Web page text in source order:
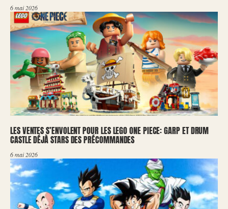
6 mai 2026
LES VENTES S’ENVOLENT POUR LES LEGO ONE PIECE: GARP ET DRUM
CASTLE DÉJÀ STARS DES PRÉCOMMANDES
6 mai 2026